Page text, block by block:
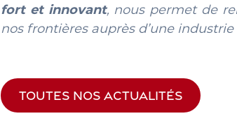
fort et innovant, nous permet de
nos frontières auprès d’une
TOUTES NOS ACTUALITÉS